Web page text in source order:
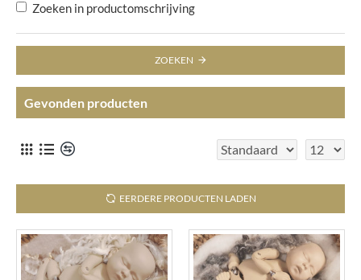
Zoeken in productomschrijving
ZOEKEN
Gevonden producten
EERDERE PRODUCTEN LADEN